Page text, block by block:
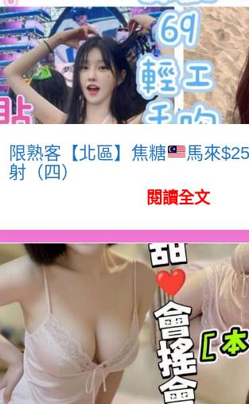
限熟客【北區】焦糖
馬來
射（四）
閱讀全文